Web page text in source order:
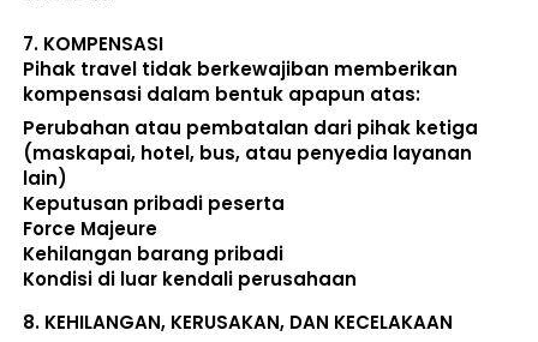
7. KOMPENSASI
Pihak travel tidak berkewajiban memberikan
kompensasi dalam bentuk apapun atas:
Perubahan atau pembatalan dari pihak ketiga
(maskapai, hotel, bus, atau penyedia layanan
lain)
Keputusan pribadi peserta
Force Majeure
Kehilangan barang pribadi
Kondisi di luar kendali perusahaan
8. KEHILANGAN, KERUSAKAN, DAN KECELAKAAN